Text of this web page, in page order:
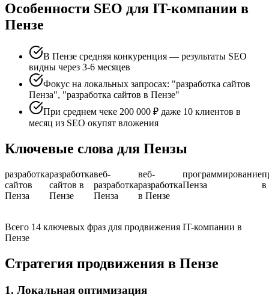
Особенности SEO для IT-компании в
Пензе
В Пензе средняя конкуренция — результаты SEO
видны через 3-6 месяцев
Фокус на локальных запросах: "разработка сайтов
Пенза", "разработка сайтов в Пензе"
При среднем чеке 200 000 ₽ даже 10 клиентов в
месяц из SEO окупят вложения
Ключевые слова для Пензы
разработка
сайтов
Пенза
разработка
сайтов в
Пензе
веб-
разработка
Пенза
веб-
разработка
в Пензе
программирование
Пенза
в
Всего 14 ключевых фраз для продвижения IT-компании в
Пензе
Стратегия продвижения в Пензе
1. Локальная оптимизация